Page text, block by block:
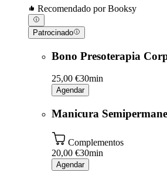
Recomendado por Booksy
Patrocinado
Bono Presoterapia
25,00 €30min
Agendar
Manicura
Complementos
20,00 €30min
Agendar